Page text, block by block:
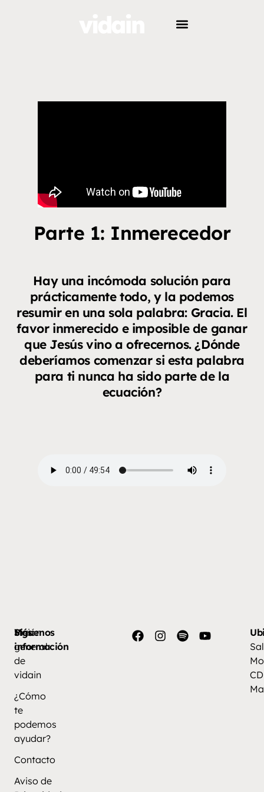
Parte 1: Inmerecedor
Hay una incómoda solución para
prácticamente todo, y la podemos
resumir en una sola palabra: Gracia. El
favor inmerecido e imposible de ganar
que Jesús vino a ofrecernos. ¿Dónde
deberíamos comenzar si esta palabra
para ti nunca ha sido parte de la
ecuación?
Más
información
Visión
general
de
vidain
¿Cómo
te
podemos
ayudar?
Contacto
Aviso de
Síguenos